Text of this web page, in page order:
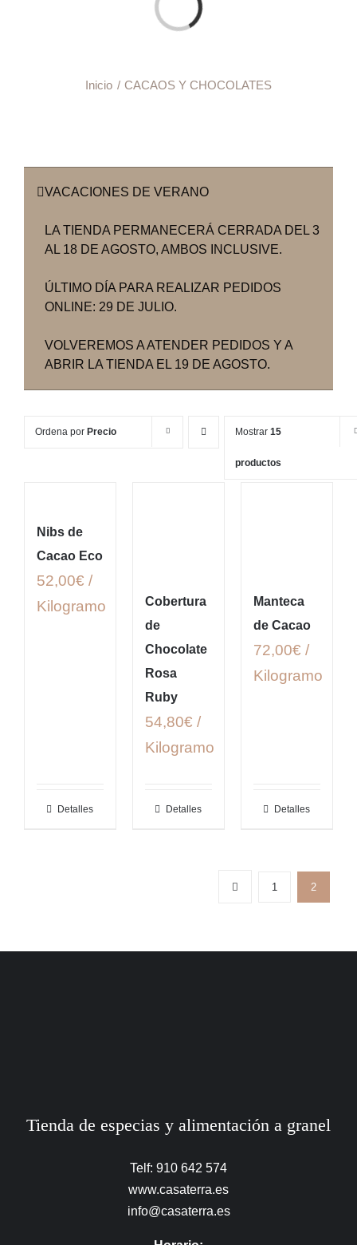
Inicio CACAOS Y CHOCOLATES
VACACIONES DE VERANO
LA TIENDA PERMANECERÁ CERRADA DEL 3
AL 18 DE AGOSTO, AMBOS INCLUSIVE.
ÚLTIMO DÍA PARA REALIZAR PEDIDOS
ONLINE: 29 DE JULIO.
VOLVEREMOS A ATENDER PEDIDOS Y A
ABRIR LA TIENDA EL 19 DE AGOSTO.
Ordena por Precio Mostrar 15
productos
Nibs de
Cacao Eco
52,00€ /
Kilogramo
Detalles
Cobertura
de
Chocolate
Rosa
Ruby
54,80€ /
Kilogramo
Detalles
Manteca
de Cacao
72,00€ /
Kilogramo
Detalles
1 2
Tienda de especias y alimentación a granel
Telf: 910 642 574
www.casaterra.es
info@casaterra.es